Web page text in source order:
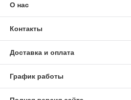
О нас
Контакты
Доставка и оплата
График работы